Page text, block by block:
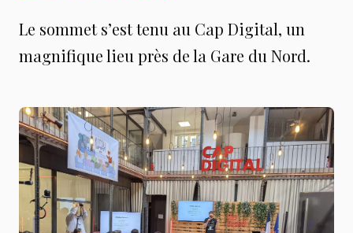
Le sommet s’est tenu au Cap Digital, un
magnifique lieu près de la Gare du Nord.